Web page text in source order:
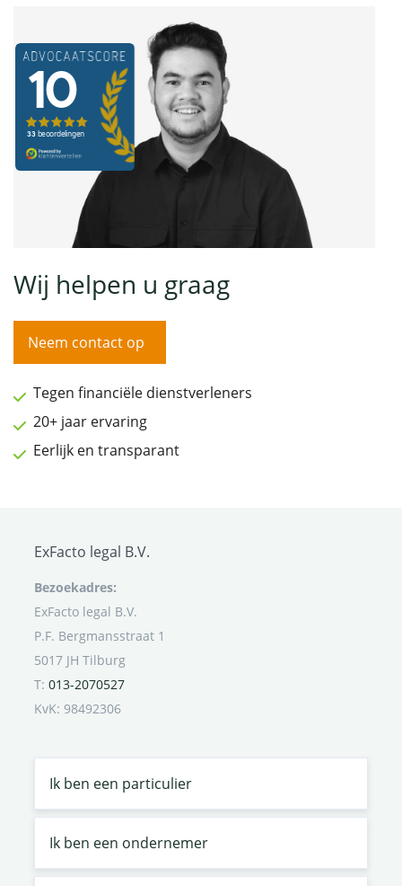
Wij helpen u graag
Neem contact op
Tegen financiële dienstverleners
20+ jaar ervaring
Eerlijk en transparant
ExFacto legal B.V.
Bezoekadres:
ExFacto legal B.V.
P.F. Bergmansstraat 1
5017 JH Tilburg
T: 013-2070527
KvK: 98492306
Ik ben een particulier
Ik ben een ondernemer